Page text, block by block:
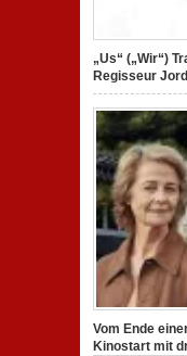
„Us“ („Wir“)
Regisseur
Vom Ende
Kinostart mit